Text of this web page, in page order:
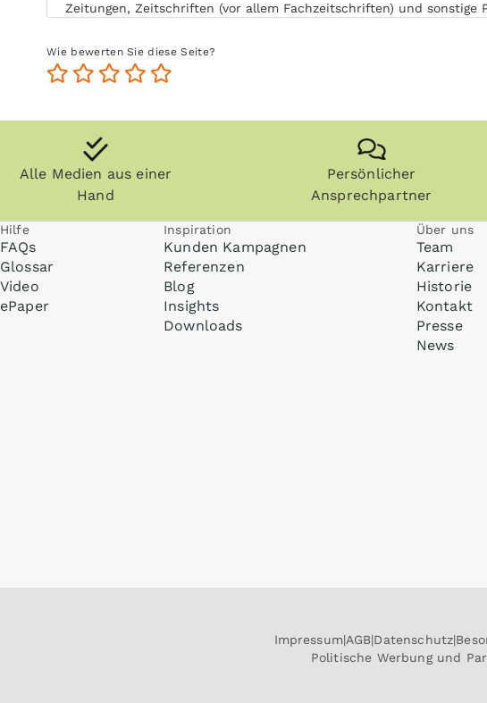
Zeitungen, Zeitschriften (vor allem Fachzeitschriften) und
Anzeigen können zudem nachgeblättert und mitgenommen
Internet praktisch überall gelesen werden, zum Beispiel in Zug
Wie bewerten Sie diese Seite?
Alle Medien aus einer
Hand
Persönlicher
Ansprechpartner
Hilfe
FAQs
Glossar
Video
ePaper
Inspiration
Kunden Kampagnen
Referenzen
Blog
Insights
Downloads
Über uns
Team
Karriere
Historie
Kontakt
Presse
News
Impressum AGB Datenschutz
Politische Werbung und